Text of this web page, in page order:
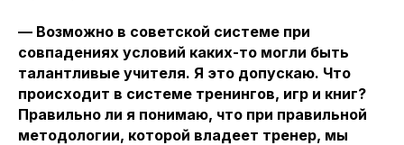
— Возможно в советской системе при
совпадениях условий каких-то могли быть
талантливые учителя. Я это допускаю. Что
происходит в системе тренингов, игр и книг?
Правильно ли я понимаю, что при правильной
методологии, которой владеет тренер, мы